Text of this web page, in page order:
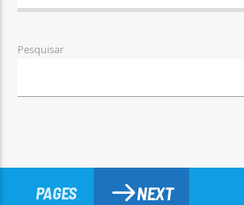
Pesquisar
PAGES NEXT